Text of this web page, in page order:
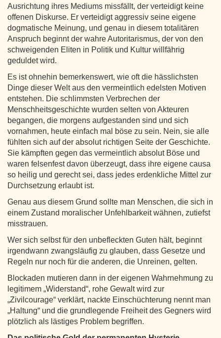
Ausrichtung ihres Mediums missfällt, der verteidigt keine
offenen Diskurse. Er verteidigt aggressiv seine eigene
dogmatische Meinung, und genau in diesem totalitären
Anspruch beginnt der wahre Autoritarismus, der von den
schweigenden Eliten in Politik und Kultur willfährig
geduldet wird.
Es ist ohnehin bemerkenswert, wie oft die hässlichsten
Dinge dieser Welt aus den vermeintlich edelsten Motiven
entstehen. Die schlimmsten Verbrechen der
Menschheitsgeschichte wurden selten von Akteuren
begangen, die morgens aufgestanden sind und sich
vornahmen, heute einfach mal böse zu sein. Nein, sie alle
fühlten sich auf der absolut richtigen Seite der Geschichte.
Sie kämpften gegen das vermeintlich absolut Böse und
waren felsenfest davon überzeugt, dass ihre eigene causa
so heilig und gerecht sei, dass jedes erdenkliche Mittel zur
Durchsetzung erlaubt ist.
Genau aus diesem Grund sollte man Menschen, die sich in
einem Zustand moralischer Unfehlbarkeit wähnen, zutiefst
misstrauen.
Wer sich selbst für den unbefleckten Guten hält, beginnt
irgendwann zwangsläufig zu glauben, dass Gesetze und
Regeln nur noch für die anderen, die Unreinen, gelten.
Blockaden mutieren dann in der eigenen Wahrnehmung zu
legitimem „Widerstand“, rohe Gewalt wird zur
„Zivilcourage“ verklärt, nackte Einschüchterung nennt man
„Haltung“ und die grundlegende Freiheit des Gegners wird
plötzlich als lästiges Problem begriffen.